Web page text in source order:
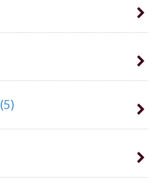
(5)